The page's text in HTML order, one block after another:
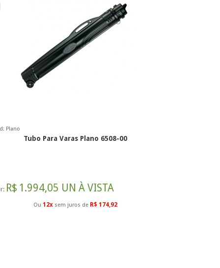
Plano
Tubo Para Varas Plano 6508-00
R$ 1.994,05 UN À VISTA
Ou 12x sem juros de R$ 174,92